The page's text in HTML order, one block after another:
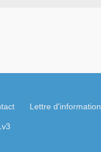
Lettre d'information